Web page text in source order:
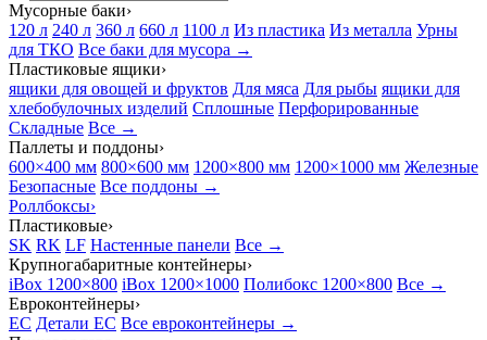
Мусорные баки›
120 л 240 л 360 л 660 л 1100 л Из пластика Из металла Урны
для ТКО Все баки для мусора →
Пластиковые ящики›
ящики для овощей и фруктов Для мяса Для рыбы ящики для
хлебобулочных изделий Сплошные Перфорированные
Складные Все →
Паллеты и поддоны›
600×400 мм 800×600 мм 1200×800 мм 1200×1000 мм Железные
Безопасные Все поддоны →
Роллбоксы›
Пластиковые›
SK RK LF Настенные панели Все →
Крупногабаритные контейнеры›
iBox 1200×800 iBox 1200×1000 Полибокс 1200×800 Все →
Евроконтейнеры›
EC Детали EC Все евроконтейнеры →